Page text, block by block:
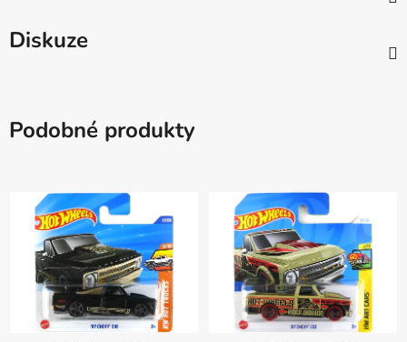
Diskuze
Podobné produkty